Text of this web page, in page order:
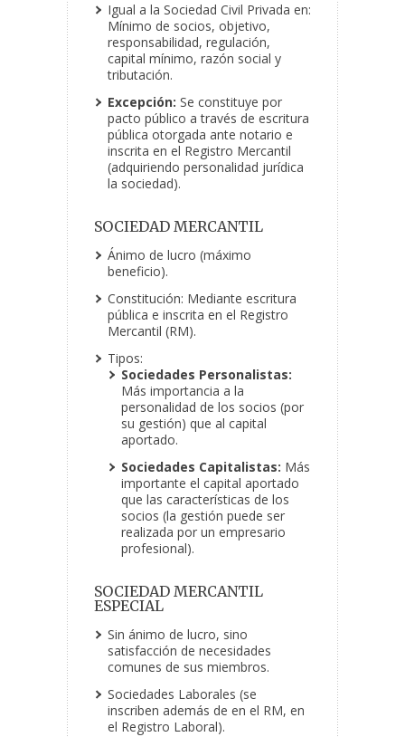
Igual a la Sociedad Civil Privada en:
Mínimo de socios, objetivo,
responsabilidad, regulación,
capital mínimo, razón social y
tributación.
Excepción: Se constituye por
pacto público a través de escritura
pública otorgada ante notario e
inscrita en el Registro Mercantil
(adquiriendo personalidad jurídica
la sociedad).
SOCIEDAD MERCANTIL
Ánimo de lucro (máximo
beneficio).
Constitución: Mediante escritura
pública e inscrita en el Registro
Mercantil (RM).
Tipos:
Sociedades Personalistas:
Más importancia a la
personalidad de los socios (por
su gestión) que al capital
aportado.
Sociedades Capitalistas: Más
importante el capital aportado
que las características de los
socios (la gestión puede ser
realizada por un empresario
profesional).
SOCIEDAD MERCANTIL
ESPECIAL
Sin ánimo de lucro, sino
satisfacción de necesidades
comunes de sus miembros.
Sociedades Laborales (se
inscriben además de en el RM, en
el Registro Laboral).